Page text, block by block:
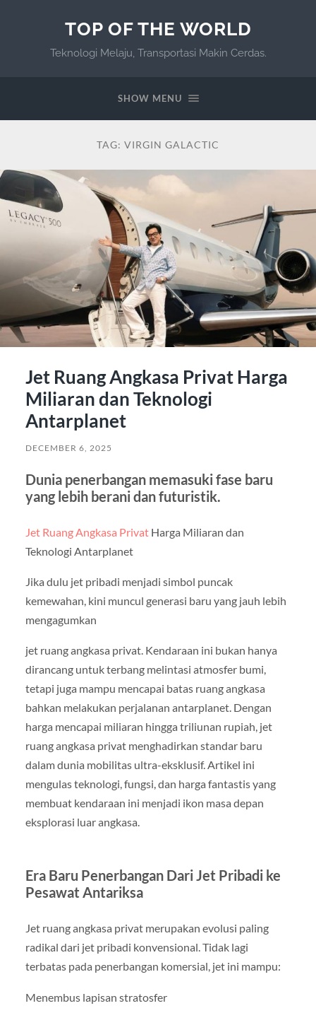
TOP OF THE WORLD
Teknologi Melaju, Transportasi Makin Cerdas.
SHOW MENU
TAG: VIRGIN GALACTIC
Jet Ruang Angkasa Privat Harga
Miliaran dan Teknologi
Antarplanet
DECEMBER 6, 2025
Dunia penerbangan memasuki fase baru
yang lebih berani dan futuristik.
Jet Ruang Angkasa PrivatHarga Miliaran dan
Teknologi Antarplanet
Jika dulu jet pribadi menjadi simbol puncak
kemewahan, kini muncul generasi baru yang jauh lebih
mengagumkan
jet ruang angkasa privat. Kendaraan ini bukan hanya
dirancang untuk terbang melintasi atmosfer bumi,
tetapi juga mampu mencapai batas ruang angkasa
bahkan melakukan perjalanan antarplanet. Dengan
harga mencapai miliaran hingga triliunan rupiah, jet
ruang angkasa privat menghadirkan standar baru
dalam dunia mobilitas ultra-eksklusif. Artikel ini
mengulas teknologi, fungsi, dan harga fantastis yang
membuat kendaraan ini menjadi ikon masa depan
eksplorasi luar angkasa.
Era Baru Penerbangan Dari Jet Pribadi ke
Pesawat Antariksa
Jet ruang angkasa privat merupakan evolusi paling
radikal dari jet pribadi konvensional. Tidak lagi
terbatas pada penerbangan komersial, jet ini mampu:
Menembus lapisan stratosfer